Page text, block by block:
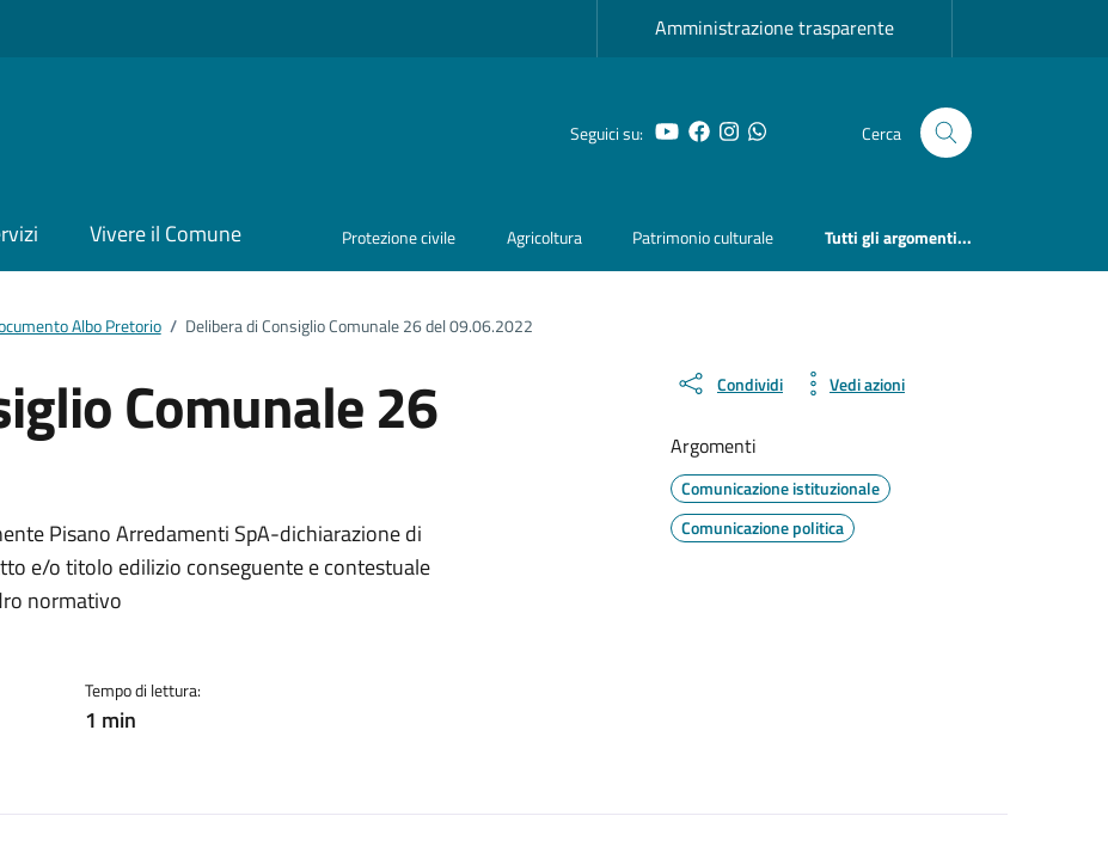
Amministrazione trasparente
Seguici su: YouTube
Facebook
Instagram
Whatsapp Cerca
Vivere il Comune Protezione civile Agricoltura Patrimonio culturale Tutti gli argomenti...
Albo Pretorio / Delibera di Consiglio Comunale 26 del 09.06.2022
Comunale 26
Pisano Arredamenti SpA-dichiarazione di
e/o titolo edilizio conseguente e contestuale
normativo
Tempo di lettura:
1 min
Condividi Vedi azioni
Argomenti
Comunicazione istituzionale
Comunicazione politica